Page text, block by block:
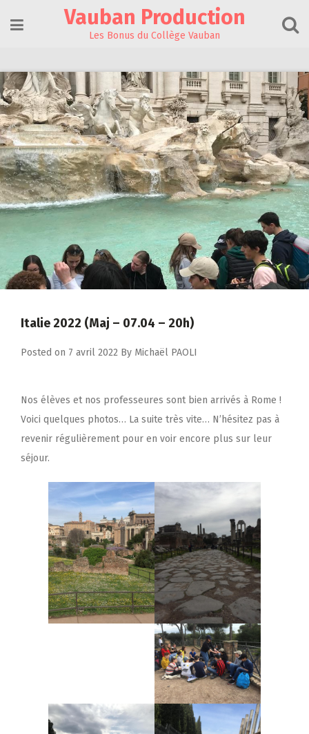
content
Vauban Production
Les Bonus du Collège Vauban
Italie 2022 (Maj – 07.04 – 20h)
Posted on 7 avril 2022 By Michaël PAOLI
Nos élèves et nos professeures sont bien arrivés à Rome !
Voici quelques photos… La suite très vite… N’hésitez pas à
revenir régulièrement pour en voir encore plus sur leur
séjour.